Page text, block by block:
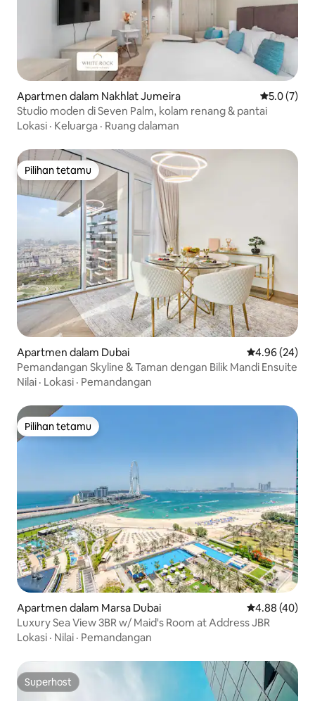
Apartmen dalam Nakhlat Jumeira Penarafan
5.0 (7)
Studio moden di Seven Palm, kolam renang & pantai
Lokasi · Keluarga · Ruang dalaman
Pilihan tetamu
Pilihan tetamu
Apartmen dalam Dubai Penarafan
4.96 (24)
Pemandangan Skyline & Taman dengan Bilik Mandi Ensuite
Nilai · Lokasi · Pemandangan
Pilihan tetamu
Pilihan tetamu
Apartmen dalam Marsa Dubai Penarafan
4.88 (40)
Luxury Sea View 3BR w/ Maid's Room at Address JBR
Lokasi · Nilai · Pemandangan
Superhost
Superhost